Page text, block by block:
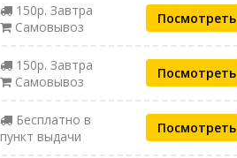
150р. Завтра
Самовывоз
Посмотреть
150р. Завтра
Самовывоз
Посмотреть
Бесплатно в
пункт выдачи
Посмотреть